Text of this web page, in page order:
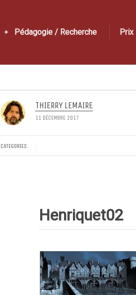
Pédagogie / Recherche Prix
THIERRY LEMAIRE
11 DÉCEMBRE 2017
CATEGORIES:
Henriquet02